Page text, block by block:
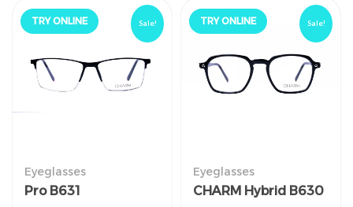
TRY ONLINE Sale!
Eyeglasses
Pro B631
TRY ONLINE Sale!
Eyeglasses
CHARM Hybrid B630
جرّب أونلاين !خصم
النظارات الطبية
CHARM Pro B631 كليب
جرّب أونلاين !خصم
النظارات الطبية
CHARM Hybrid B630